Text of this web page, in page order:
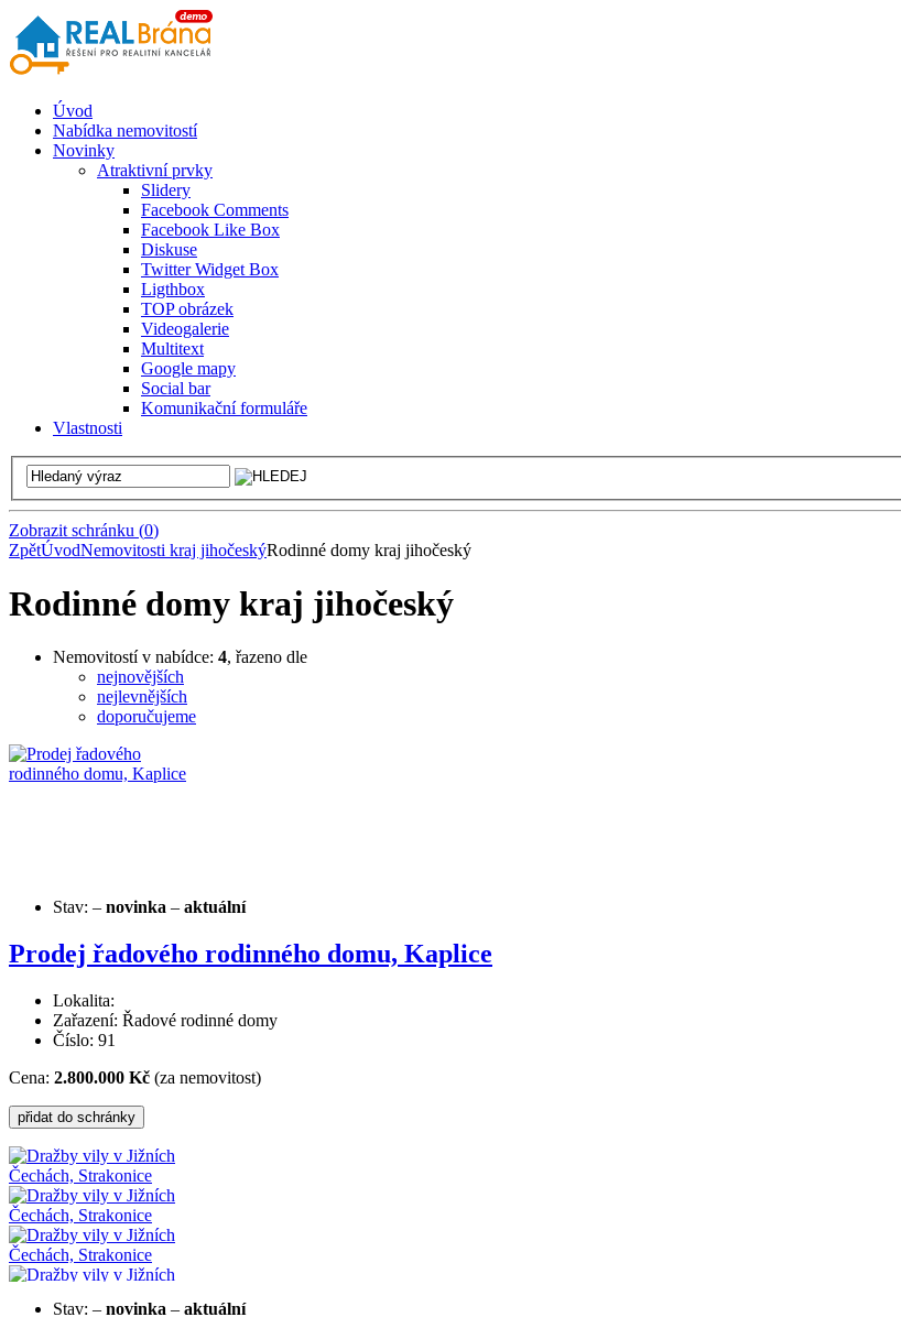
Úvod
Nabídka nemovitostí
Novinky
Atraktivní prvky
Slidery
Facebook Comments
Facebook Like Box
Diskuse
Twitter Widget Box
Ligthbox
TOP obrázek
Videogalerie
Multitext
Google mapy
Social bar
Komunikační formuláře
Vlastnosti
Zobrazit schránku (0)
ZpětÚvodNemovitosti kraj jihočeskýRodinné domy kraj jihočeský
Rodinné domy kraj jihočeský
Nemovitostí v nabídce: 4, řazeno dle
nejnovějších
nejlevnějších
doporučujeme
Stav: – novinka – aktuální
Prodej řadového rodinného domu, Kaplice
Lokalita:
Zařazení: Řadové rodinné domy
Číslo: 91
Cena: 2.800.000 Kč (za nemovitost)
Stav: – novinka – aktuální